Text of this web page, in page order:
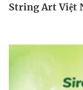
String Art Việt